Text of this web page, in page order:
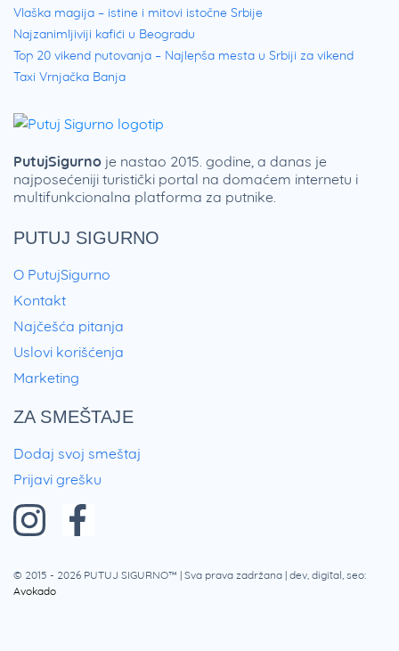
Vlaška magija – istine i mitovi istočne Srbije
Najzanimljiviji kafići u Beogradu
Top 20 vikend putovanja – Najlepša mesta u Srbiji za vikend
Taxi Vrnjačka Banja
PUTUJ SIGURNO
O PutujSigurno
Kontakt
Najčešća pitanja
Uslovi korišćenja
Marketing
ZA SMEŠTAJE
Dodaj svoj smeštaj
Prijavi grešku
PutujSigurno je nastao 2015. godine, a danas je
najposećeniji turistički portal na domaćem internetu i
multifunkcionalna platforma za putnike.
© 2015 - 2026 PUTUJ SIGURNO™ | Sva prava zadržana | dev, digital, seo:
Avokado